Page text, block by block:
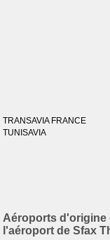
TRANSAVIA FRANCE
TUNISAVIA
Aéroports d'origine
l'aéroport de Sfax